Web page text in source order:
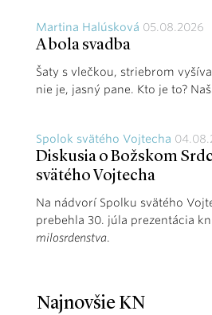
Martina Halúsková 05.08.2026
A bola svadba
Šaty s vlečkou, striebrom
nie je, jasný pane. Kto je to?
Spolok svätého Vojtecha
Diskusia o Božskom
svätého Vojtecha
Na nádvorí Spolku svätého
prebehla 30. júla prezentácia
milosrdenstva.
Najnovšie KN